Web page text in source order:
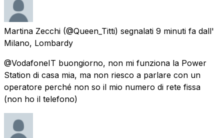
Martina Zecchi (@Queen_Titti) segnalati 9 minuti fa dall'
Milano, Lombardy
@VodafoneIT buongiorno, non mi funziona la Power
Station di casa mia, ma non riesco a parlare con un
operatore perché non so il mio numero di rete fissa
(non ho il telefono)